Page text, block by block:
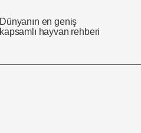
Dünyanın en geniş
kapsamlı hayvan rehberi